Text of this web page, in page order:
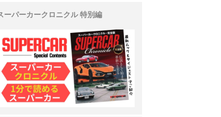
ーパーカークロニクル 特別編